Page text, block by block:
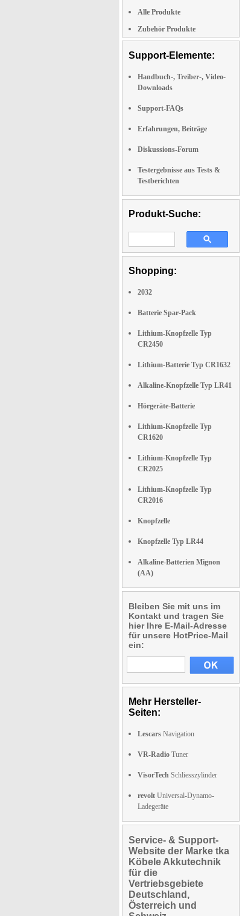
Alle Produkte
Zubehör Produkte
Support-Elemente:
Handbuch-, Treiber-, Video-
Downloads
Support-FAQs
Erfahrungen, Beiträge
Diskussions-Forum
Testergebnisse aus Tests &
Testberichten
Produkt-Suche:
Shopping:
2032
Batterie Spar-Pack
Lithium-Knopfzelle Typ
CR2450
Lithium-Batterie Typ CR1632
Alkaline-Knopfzelle Typ LR41
Hörgeräte-Batterie
Lithium-Knopfzelle Typ
CR1620
Lithium-Knopfzelle Typ
CR2025
Lithium-Knopfzelle Typ
CR2016
Knopfzelle
Knopfzelle Typ LR44
Alkaline-Batterien Mignon
(AA)
Bleiben Sie mit uns im
Kontakt und tragen Sie
hier Ihre E-Mail-Adresse
für unsere HotPrice-Mail
ein:
Mehr Hersteller-
Seiten:
Lescars Navigation
VR-Radio Tuner
VisorTech Schliesszylinder
revolt Universal-Dynamo-
Ladegeräte
Service- & Support-
Website der Marke tka
Köbele Akkutechnik
für die
Vertriebsgebiete
Deutschland,
Österreich und